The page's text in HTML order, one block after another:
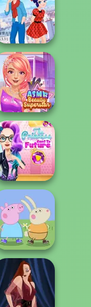
Dessert Girl
Ladybird Secret
Identity Revea...
ASMR Beauty
Superstar
The Princess
Sent To The
Futur...
Peppa Pig
Character
Creator